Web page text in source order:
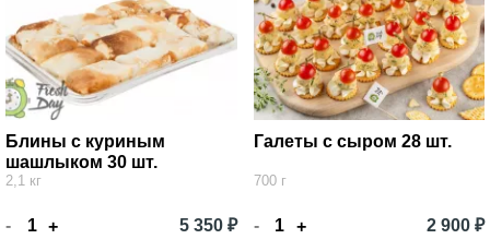
Блины с куриным
шашлыком 30 шт.
2,1 кг
- + 5 350 ₽
Галеты с сыром 28 шт.
700 г
- + 2 900 ₽